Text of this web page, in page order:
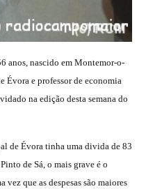
anos, nascido em Montemor-o-
Évora e professor de economia
na edição desta semana do
de Évora tinha uma divida de 83
de Sá, o mais grave é o
que as despesas são maiores